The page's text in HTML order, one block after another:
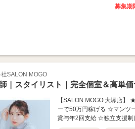
募集期
SALON MOGO
｜スタイリスト｜完全個室＆高単
【SALON MOGO 大塚店
ーで50万円稼げる ☆マン
賞与年2回支給 ☆独立支援